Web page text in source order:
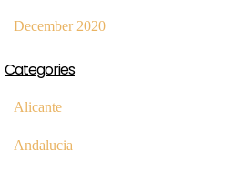
December 2020
Categories
Alicante
Andalucia